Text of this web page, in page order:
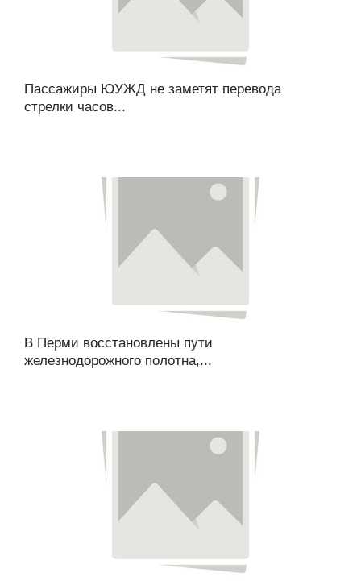
Пассажиры ЮУЖД не заметят перевода
стрелки часов...
В Перми восстановлены пути
железнодорожного полотна,...